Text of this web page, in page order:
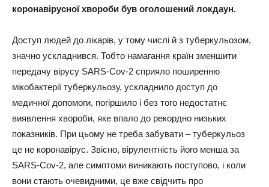
коронавірусної хвороби був оголошений локдаун.
Доступ людей до лікарів, у тому числі й з туберкульозом,
значно ускладнився. Тобто намагання країн зменшити
передачу вірусу SARS-Cov-2 сприяло поширенню
мікобактерії туберкульозу, ускладнило доступ до
медичної допомоги, погіршило і без того недостатнє
виявлення хвороби, яке впало до рекордно низьких
показників. При цьому не треба забувати – туберкульоз
це не коронавірус. Звісно, вірулентність його менша за
SARS-Cov-2, але симптоми виникають поступово, і коли
вони стають очевидними, це вже свідчить про